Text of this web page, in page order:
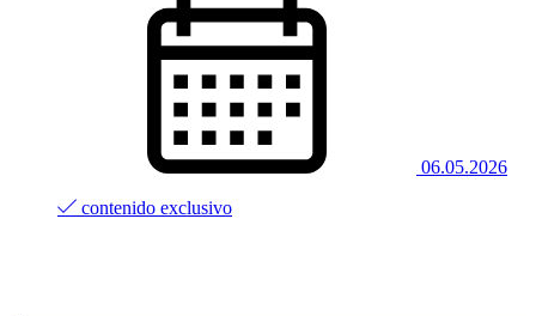
06.05.2026
contenido exclusivo